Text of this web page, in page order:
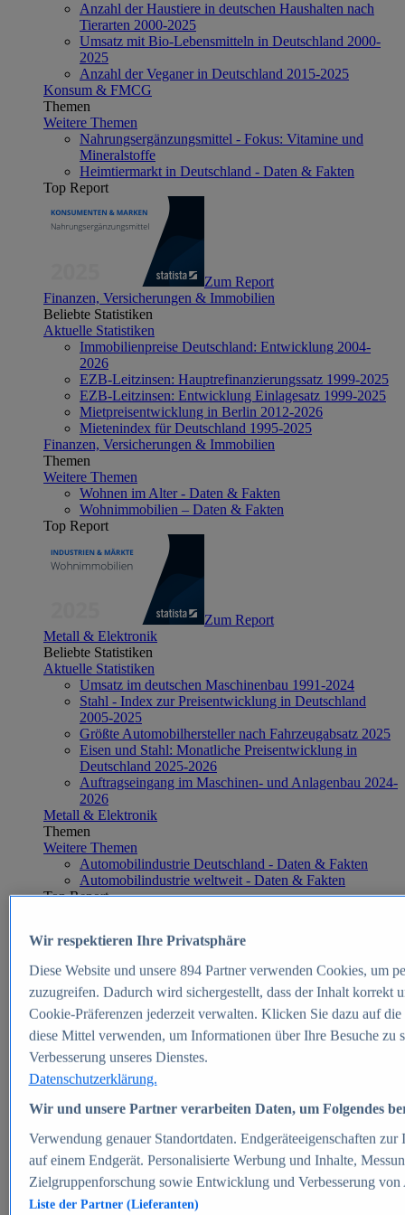
Anzahl der Haustiere in deutschen Haushalten nach
Tierarten 2000-2025
Umsatz mit Bio-Lebensmitteln in Deutschland 2000-
2025
Anzahl der Veganer in Deutschland 2015-2025
Konsum & FMCG
Themen
Weitere Themen
Nahrungsergänzungsmittel - Fokus: Vitamine und
Mineralstoffe
Heimtiermarkt in Deutschland - Daten & Fakten
Top Report
Zum Report
Finanzen, Versicherungen & Immobilien
Beliebte Statistiken
Aktuelle Statistiken
Immobilienpreise Deutschland: Entwicklung 2004-
2026
EZB-Leitzinsen: Hauptrefinanzierungssatz 1999-2025
EZB-Leitzinsen: Entwicklung Einlagesatz 1999-2025
Mietpreisentwicklung in Berlin 2012-2026
Mietenindex für Deutschland 1995-2025
Finanzen, Versicherungen & Immobilien
Themen
Weitere Themen
Wohnen im Alter - Daten & Fakten
Wohnimmobilien – Daten & Fakten
Top Report
Zum Report
Metall & Elektronik
Beliebte Statistiken
Aktuelle Statistiken
Umsatz im deutschen Maschinenbau 1991-2024
Stahl - Index zur Preisentwicklung in Deutschland
2005-2025
Größte Automobilhersteller nach Fahrzeugabsatz 2025
Eisen und Stahl: Monatliche Preisentwicklung in
Deutschland 2025-2026
Auftragseingang im Maschinen- und Anlagenbau 2024-
2026
Metall & Elektronik
Themen
Weitere Themen
Automobilindustrie Deutschland - Daten & Fakten
Automobilindustrie weltweit - Daten & Fakten
Top Report
Zum Report
E-commerce
Beliebte Statistiken
Aktuelle Statistiken
E-Commerce - Entwicklung des Umsatzes in
Deutschland 1999-2025
Umsatz von Amazon in Deutschland und weltweit
2010-2025
B2C-E-Commerce: Top-50 Online Shops in
Deutschland 2024
Marktanteile von Online-Zahlungsverfahren in
Deutschland 2024
Umsatzstarke Warengruppen im Online-Handel in
Deutschland 2023-2025
Wir respektieren Ihre Privatsphäre
Diese Website und unsere 894Partner verwenden Cookies, um
zuzugreifen. Dadurch wird sichergestellt, dass der Inhalt korrekt
Cookie-Präferenzen jederzeit verwalten. Klicken Sie dazu auf
diese Mittel verwenden, um Informationen über Ihre Besuche
Verbesserung unseres Dienstes.
Datenschutzerklärung.
Wir und unsere Partner verarbeiten Daten, um Folgendes
Verwendung genauer Standortdaten. Endgeräteeigenschaften
auf einem Endgerät. Personalisierte Werbung und Inhalte,
Zielgruppenforschung sowie Entwicklung und Verbesserung von
Liste der Partner (Lieferanten)